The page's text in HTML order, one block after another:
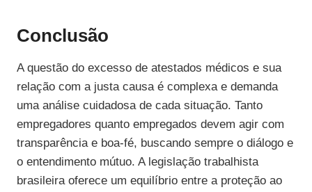
Conclusão
A questão do excesso de atestados médicos e sua
relação com a justa causa é complexa e demanda
uma análise cuidadosa de cada situação. Tanto
empregadores quanto empregados devem agir com
transparência e boa-fé, buscando sempre o diálogo e
o entendimento mútuo. A legislação trabalhista
brasileira oferece um equilíbrio entre a proteção ao